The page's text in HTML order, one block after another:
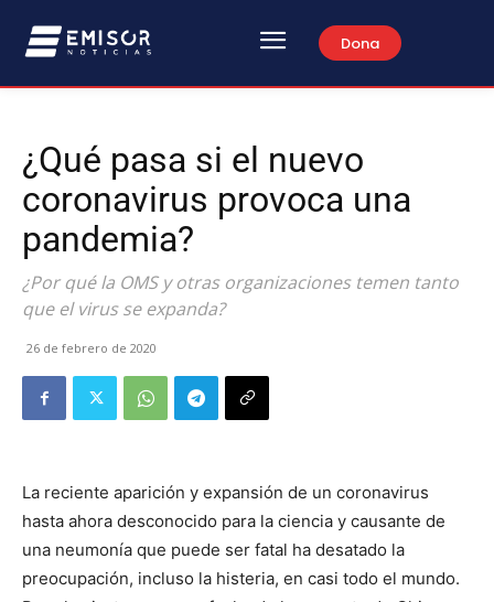
Dona
¿Qué pasa si el nuevo
coronavirus provoca una
pandemia?
¿Por qué la OMS y otras organizaciones temen tanto
que el virus se expanda?
26 de febrero de 2020
La reciente aparición y expansión de un coronavirus
hasta ahora desconocido para la ciencia y causante de
una neumonía que puede ser fatal ha desatado la
preocupación, incluso la histeria, en casi todo el mundo.